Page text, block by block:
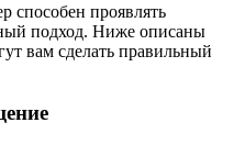
способен проявлять
подход. Ниже описаны
вам сделать правильный